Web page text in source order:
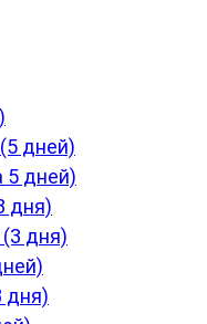
дней)
5 дней)
дня)
дня)
дня)